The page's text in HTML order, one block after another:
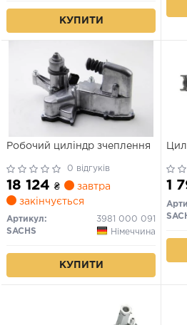
КУПИТИ
Робочий циліндр зчеплення
0 відгуків
18 124 ₴
завтра
закінчується
Артикул:
3981 000 091
SACHS
Німеччина
КУПИТИ
1